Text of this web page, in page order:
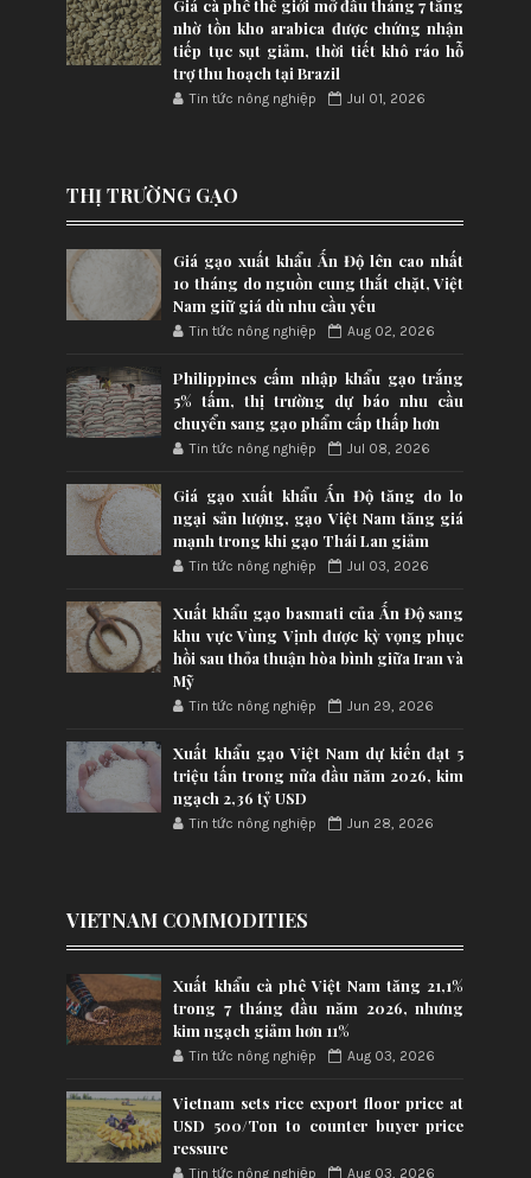
Giá cà phê thế giới mở đầu tháng 7 tăng
nhờ tồn kho arabica được chứng nhận
tiếp tục sụt giảm, thời tiết khô ráo hỗ
trợ thu hoạch tại Brazil
Tin tức nông nghiệp Jul 01, 2026
THỊ TRƯỜNG GẠO
Giá gạo xuất khẩu Ấn Độ lên cao nhất
10 tháng do nguồn cung thắt chặt, Việt
Nam giữ giá dù nhu cầu yếu
Tin tức nông nghiệp Aug 02, 2026
Philippines cấm nhập khẩu gạo trắng
5% tấm, thị trường dự báo nhu cầu
chuyển sang gạo phẩm cấp thấp hơn
Tin tức nông nghiệp Jul 08, 2026
Giá gạo xuất khẩu Ấn Độ tăng do lo
ngại sản lượng, gạo Việt Nam tăng giá
mạnh trong khi gạo Thái Lan giảm
Tin tức nông nghiệp Jul 03, 2026
Xuất khẩu gạo basmati của Ấn Độ sang
khu vực Vùng Vịnh được kỳ vọng phục
hồi sau thỏa thuận hòa bình giữa Iran và
Mỹ
Tin tức nông nghiệp Jun 29, 2026
Xuất khẩu gạo Việt Nam dự kiến đạt 5
triệu tấn trong nửa đầu năm 2026, kim
ngạch 2,36 tỷ USD
Tin tức nông nghiệp Jun 28, 2026
VIETNAM COMMODITIES
Xuất khẩu cà phê Việt Nam tăng 21,1%
trong 7 tháng đầu năm 2026, nhưng
kim ngạch giảm hơn 11%
Tin tức nông nghiệp Aug 03, 2026
Vietnam sets rice export floor price at
USD 500/Ton to counter buyer price
ressure
Tin tức nông nghiệp Aug 03, 2026